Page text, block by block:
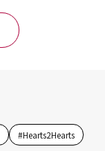
#Hearts2Hearts